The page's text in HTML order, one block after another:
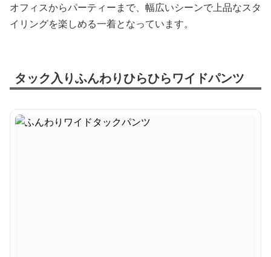
オフィスからパーティーまで、幅広いシーンで上品なスタ
イリングを楽しめる一着となっています。
タック入りふんわりひらひらワイドパンツ